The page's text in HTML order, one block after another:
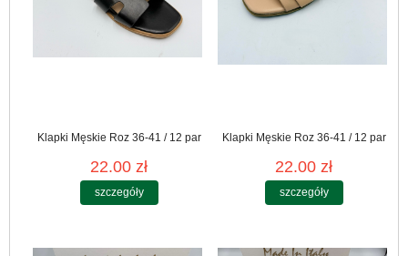
Klapki Męskie Roz 36-41 / 12 par
22.00 zł
szczegóły
Klapki Męskie Roz 36-41 / 12 par
22.00 zł
szczegóły